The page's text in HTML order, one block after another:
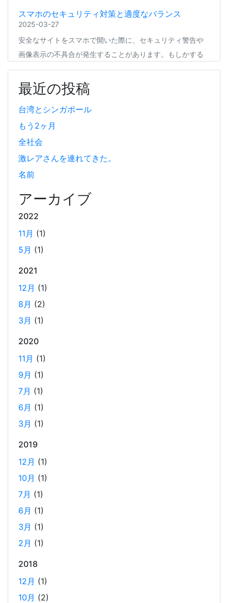
スマホのセキュリティ対策と適度なバランス
2025-03-27
安全なサイトをスマホで開いた際に、セキュリティ警告や
画像表示の不具合が発生することがあります。もしかする
と、スマホの過度なセキュリティ対策が他のアプリの動作
に影響を与えているかもしれません。今回は、セキュリテ
ィ対策とその影響について簡単にご紹介します。
Coima + Rosetta 2 で、Apple Silicon 上で x86_64
の Docker イメージをビルドする (Docker desktop
2025-03-24
Docker Desktop を使わずに、Mac で x86 の Docker イメ
ージのビルドをする手順を書いています。Colima と
Rosetta2 を使って、クロスアーキテクチャーでビルドする
方法です。Lima, QEmu, nerdctl の実例も記載しています。
ビジネスワークに便利なSLACKのリマインド設定
についてご紹介します。 Slackでは、業務で決めたことや会
議の開始前にリマインダーを設定しておくと、とても便利
です。 忙しいと、いくらスケジュールを頭に入れていて
この機能が非常に役立つと思います。
Laravelを使って簡単にReactを開発できる環境を作
成する
2025-03-18
はPython（Django）＋React（TypeScript）で挫折した
が、今回は得意なPHP（Laravel）をバックエンドにするこ
とで、Reactの学習に集中できる環境を整える。 また、低
コストで構築し、トラブル時の原因特定を容易にすること
を目的としています。
ホーリンラブブックスのリニューアルした時の話
2025-03-17
弊社が運営しているECショップにBL専門サイトのホーリン
ラブブックスがあります。
最近の投稿
台湾とシンガポール
もう2ヶ月
全社会
激レアさんを連れてきた。
名前
アーカイブ
2022
11月 (1)
5月 (1)
2021
12月 (1)
8月 (2)
3月 (1)
2020
11月 (1)
9月 (1)
7月 (1)
6月 (1)
3月 (1)
2019
12月 (1)
10月 (1)
7月 (1)
6月 (1)
3月 (1)
2月 (1)
2018
12月 (1)
10月 (2)